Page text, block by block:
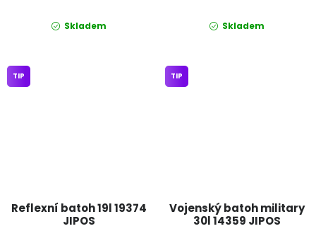
Skladem Skladem
Reflexní batoh 19l 19374
JIPOS
TIP
Vojenský batoh military
30l 14359 JIPOS
TIP